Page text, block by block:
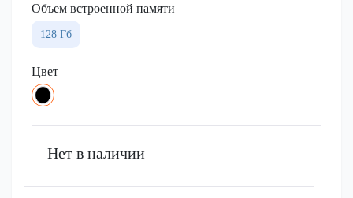
Объем встроенной памяти
128 Гб
Цвет
Нет в наличии